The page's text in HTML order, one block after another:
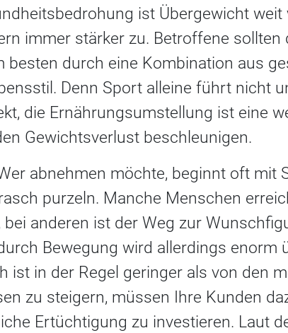
ist Übergewicht
immer stärker zu. Betroffene
besten durch eine Kombination aus
Denn Sport alleine führt nicht
die Ernährungsumstellung ist eine
Gewichtsverlust beschleunigen.
abnehmen möchte, beginnt oft mit
purzeln. Manche Menschen
anderen ist der Weg zur
Bewegung wird allerdings enorm
ist in der Regel geringer als von den
zu steigern, müssen Ihre Kunden
Ertüchtigung zu investieren. Laut